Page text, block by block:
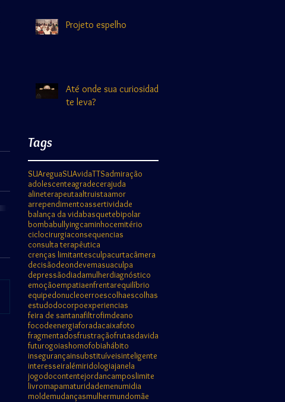
Projeto espelho
Até onde sua curiosidade
te leva?
Tags
SUAreguaSUAvidaTTSadmiração
adolescenteagradecerajuda
alineterapeutaaltruistaamor
arrependimentoassertividade
balança da vidabasquetebipolar
bombabullyingcaminhocemitério
ciclocirurgiaconsequencias
consulta terapêutica
crenças limitantesculpacurtacâmera
decisãodeondevemasuaculpa
depressãodiadamulherdiagnóstico
emoçãoempatiaenfrentarequilíbrio
equipedonucleoerroescolhaescolhas
estudodocorpoexperiencias
feira de santanafiltrofimdeano
focodeenergiaforadacaixafoto
fragmentadosfrustraçãofrutasdavida
futurogoiashomofobiahábito
insegurançainsubstituíveisinteligente
interesseiralémiridologiajanela
jogodocontentejordancamposlimite
livromapamaturidademenumidia
moldemudançasmulhermundomãe